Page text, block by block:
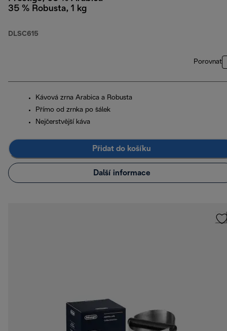
35 % Robusta, 1 kg
DLSC615
Porovnat
Kávová zrna Arabica a Robusta
Přímo od zrnka po šálek
Nejčerstvější káva
Přidat do košíku
Další informace